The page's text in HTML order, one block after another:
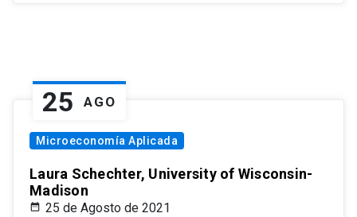
25 AGO
Microeconomía Aplicada
Laura Schechter, University of Wisconsin-
Madison
25 de Agosto de 2021